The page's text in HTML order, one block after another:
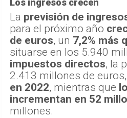
Los ingresos crecen
La previsión de
para el próximo año
de euros, un 7,2% más
situarse en los 5.940
impuestos directos, la
2.413 millones de euros,
en 2022, mientras que
incrementan en 52
millones.